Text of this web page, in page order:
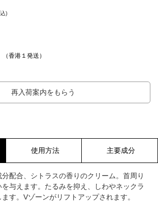
)
（香港１発送）
再入荷案内をもらう
使用方法 主要成分
配合、シトラスの香りのクリーム。首周り
与えます。たるみを抑え、しわやネックラ
す。Vゾーンがリフトアップされます。